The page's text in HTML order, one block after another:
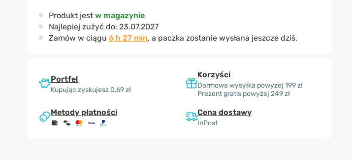
Produkt jest w magazynie
Najlepiej zużyć do: 23.07.2027
Zamów w ciągu 6 h 27 min, a paczka zostanie wysłana jeszcze dziś.
Portfel
Kupując zyskujesz 0,69 zł
Korzyści
Darmowa wysyłka powyżej 199 zł
Prezent gratis powyżej 249 zł
Metody płatności Cena dostawy
InPost